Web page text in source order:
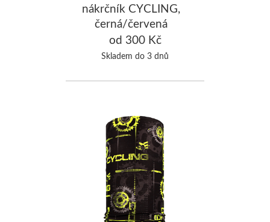
nákrčník CYCLING,
černá/červená
od 300 Kč
Skladem do 3 dnů